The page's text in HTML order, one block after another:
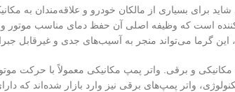
برای بسیاری از مالکان خودرو و علاقه‌مندان به
این گرما می‌تواند منجر به آسیب‌های جدی و غیرقابل
و برقی. واتر پمپ مکانیکی معمولاً با حرکت
واتر پمپ‌های برقی نیز وارد بازار شده‌اند که